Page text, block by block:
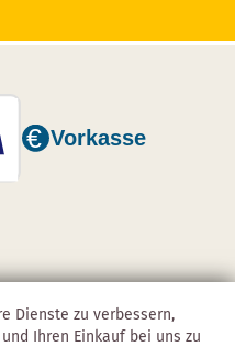
Dienste zu verbessern,
Ihren Einkauf bei uns zu